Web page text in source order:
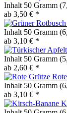
Inhalt 50 Gramm
ab 3,50 € *
Inhalt 50 Gramm
ab 3,10 € *
Inhalt 50 Gramm
ab 2,60 € *
Inhalt 50 Gramm
ab 3,10 € *